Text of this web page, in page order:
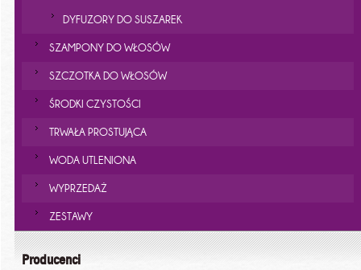
DYFUZORY DO SUSZAREK
SZAMPONY DO WŁOSÓW
SZCZOTKA DO WŁOSÓW
ŚRODKI CZYSTOŚCI
TRWAŁA PROSTUJĄCA
WODA UTLENIONA
WYPRZEDAŻ
ZESTAWY
Producenci